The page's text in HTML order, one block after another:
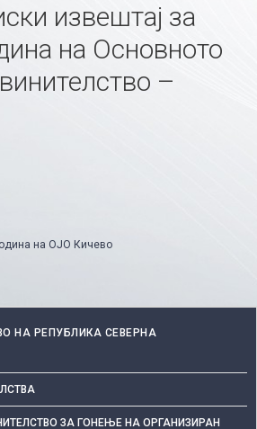
извештај за
на Основното
–
на ОЈО Кичево
НА РЕПУБЛИКА СЕВЕРНА
ЗА ГОНЕЊЕ НА ОРГАНИЗИРАН